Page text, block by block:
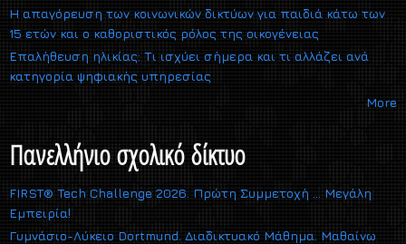
Η απαγόρευση των κοινωνικών δικτύων για παιδιά κάτω των
15 ετών και ο καθοριστικός ρόλος της οικογένειας
Επαλήθευση ηλικίας: Τι ισχύει σήμερα και τι αλλάζει ανά
κατηγορία ψηφιακής υπηρεσίας
More
Πανελλήνιο σχολικό δίκτυο
FIRST® Tech Challenge 2026. Πρώτη Συμμετοχή … Μεγάλη
Εμπειρία!
Γυμνάσιο-Λύκειο Dortmund. Διαδικτυακό Μάθημα. Μαθαίνω